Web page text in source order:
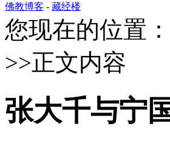
佛教博客 - 藏经楼
您现在的位置：
>>正文内容
张大千与宁